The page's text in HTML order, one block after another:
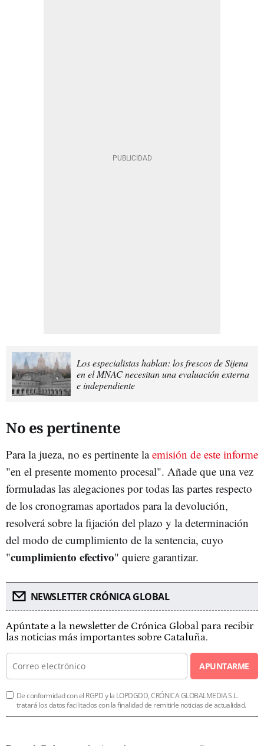
Los especialistas hablan: los frescos de Sijena
en el MNAC necesitan una evaluación externa
e independiente
No es pertinente
Para la jueza, no es pertinente laemisión de este informe
"en el presente momento procesal". Añade que una vez
formuladas las alegaciones por todas las partes respecto
de los cronogramas aportados para la devolución,
resolverá sobre la fijación del plazo y la determinación
del modo de cumplimiento de la sentencia, cuyo
"cumplimiento efectivo" quiere garantizar.
NEWSLETTER CRÓNICA GLOBAL
Apúntate a la newsletter de Crónica Global para recibir
las noticias más importantes sobre Cataluña.
APUNTARME
De conformidad con el RGPD y la LOPDGDD, CRÓNICA GLOBALMEDIA S.L.
tratará los datos facilitados con la finalidad de remitirle noticias de actualidad.